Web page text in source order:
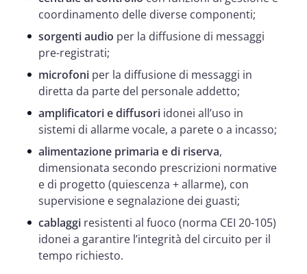
coordinamento delle diverse componenti;
sorgenti audio per la diffusione di messaggi
pre-registrati;
microfoni per la diffusione di messaggi in
diretta da parte del personale addetto;
amplificatori e diffusori idonei all’uso in
sistemi di allarme vocale, a parete o a incasso;
alimentazione primaria e di riserva,
dimensionata secondo prescrizioni normative
e di progetto (quiescenza + allarme), con
supervisione e segnalazione dei guasti;
cablaggi resistenti al fuoco (norma CEI 20-105)
idonei a garantire l’integrità del circuito per il
tempo richiesto.